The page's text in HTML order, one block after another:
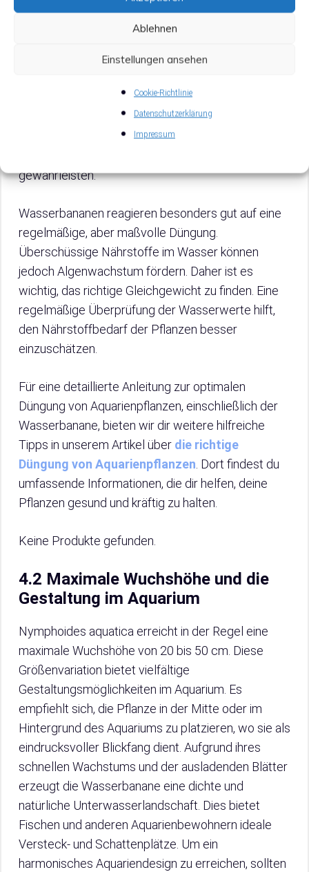
Ablehnen
Einstellungen ansehen
Cookie-Richtlinie
Datenschutzerklärung
Impressum
Spurenelemente wie Eisen, sind für die Pflanze
fördert nicht nur das Wachstum, sondern verstärkt
auch die Farbintensität der Blätter. Es empfiehlt
sich, flüssigen Dünger direkt ins Wasser zu geben,
gewährleisten.
Wasserbananen reagieren besonders gut auf eine
regelmäßige, aber maßvolle Düngung.
Überschüssige Nährstoffe im Wasser können
jedoch Algenwachstum fördern. Daher ist es
wichtig, das richtige Gleichgewicht zu finden. Eine
regelmäßige Überprüfung der Wasserwerte hilft,
den Nährstoffbedarf der Pflanzen besser
einzuschätzen.
Für eine detaillierte Anleitung zur optimalen
Düngung von Aquarienpflanzen, einschließlich der
Wasserbanane, bieten wir dir weitere hilfreiche
Tipps in unserem Artikel über die richtige
Düngung von Aquarienpflanzen . Dort findest du
umfassende Informationen, die dir helfen, deine
Pflanzen gesund und kräftig zu halten.
Keine Produkte gefunden.
4.2 Maximale Wuchshöhe und die
Gestaltung im Aquarium
Nymphoides aquatica erreicht in der Regel eine
maximale Wuchshöhe von 20 bis 50 cm. Diese
Größenvariation bietet vielfältige
Gestaltungsmöglichkeiten im Aquarium. Es
empfiehlt sich, die Pflanze in der Mitte oder im
Hintergrund des Aquariums zu platzieren, wo sie als
eindrucksvoller Blickfang dient. Aufgrund ihres
schnellen Wachstums und der ausladenden Blätter
erzeugt die Wasserbanane eine dichte und
natürliche Unterwasserlandschaft. Dies bietet
Fischen und anderen Aquarienbewohnern ideale
Versteck- und Schattenplätze. Um ein
harmonisches Aquariendesign zu erreichen, sollten